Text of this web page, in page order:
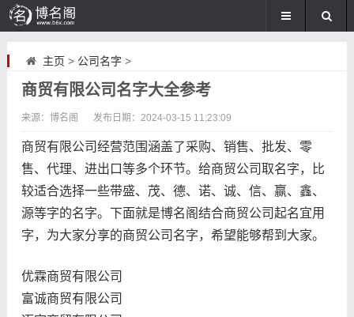
主页 > 公司名字 >
商贸有限公司名字大全参考
来源：博名阁 发布日期： 2024-03-15 11:23:09
商贸有限公司经营范围涵盖了采购、销售、批发、零
售、代理、进出口等多个环节。给商贸公司取名字，比
较适合选择一些带盛、茂、德、诺、诚、信、赢、鑫、
源等字的名字。下面就是博名阁结合商贸公司起名宜用
字，为大家分享的商贸公司名字，希望能够帮到大家。
优霖商贸有限公司
富诚商贸有限公司